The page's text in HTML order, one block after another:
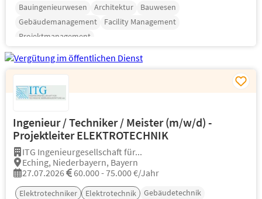
Bauingenieurwesen Architektur
Bauwesen
Gebäudemanagement
Facility Management
Projektmanagement
Ingenieur / Techniker / Meister (m/w/d) -
Projektleiter ELEKTROTECHNIK
ITG Ingenieurgesellschaft für...
Eching, Niederbayern, Bayern
27.07.2026
60.000 - 75.000 €/Jahr
Elektrotechniker Elektrotechnik
Gebäudetechnik